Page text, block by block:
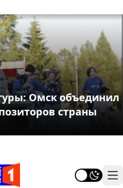
Омск объединил
страны